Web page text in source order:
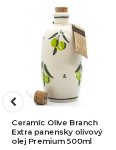
Ceramic Olive Branch
Extra panensky olivový
olej Premium 500ml